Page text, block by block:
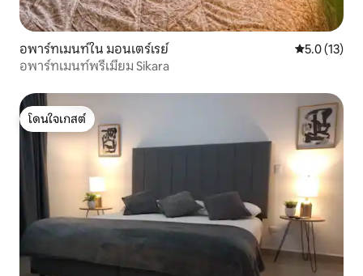
อพาร์ทเมนท์ใน มอนเตร์เรย์ คะแนนเฉลี่ย
5.0 (13)
อพาร์ทเมนท์พรีเมียม Sikara
โดนใจเกสต์
โดนใจเกสต์